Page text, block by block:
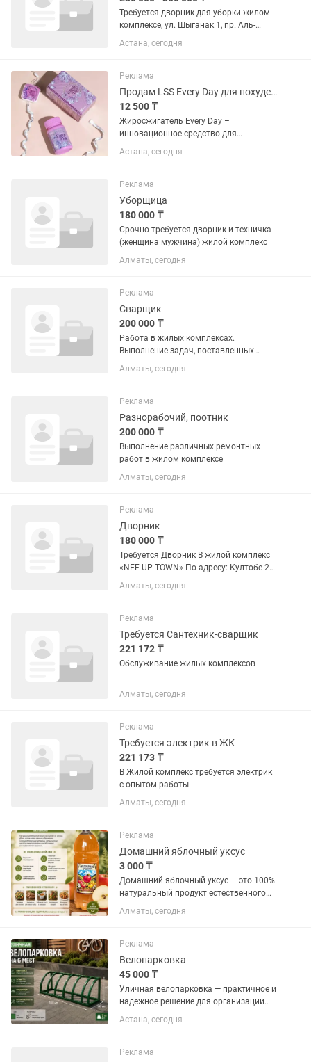
Требуется дворник для уборки жилом
комплексе, ул. Шыганак 1, пр. Аль-
Фараби 9. График 6/1 с 8:00-17:00.
Суббота 8:00-13:00.
Астана, сегодня
Реклама
Продам LSS Every Day для похудения
12 500 ₸
Жиросжигатель Every Day –
инновационное средство для
эффективного похудения, созданное на
основе растительных компонентов.
женщинам, так и мужчинам, помогая...
Астана, сегодня
Реклама
Уборщица
180 000 ₸
Срочно требуется дворник и техничка
(женщина мужчина) жилой комплекс
Алматы, сегодня
Реклама
Сварщик
200 000 ₸
Работа в жилых комплексах.
Выполнение задач, поставленных
руководителем.
Алматы, сегодня
Реклама
Разнорабочий, поотник
200 000 ₸
Выполнение различных ремонтных
работ в жилом комплексе
Алматы, сегодня
Реклама
Дворник
180 000 ₸
Требуется Дворник В жилой комплекс
«NEF UP TOWN» По адресу: Култобе 24
График работы 5/2. С 7:00 до 16:00 Зп
своевременная! Что требуется от вас:
Алматы, сегодня
Реклама
Требуется Сантехник-сварщик
221 172 ₸
Обслуживание жилых комплексов
Алматы, сегодня
Реклама
Требуется электрик в ЖК
221 173 ₸
В Жилой комплекс требуется электрик
с опытом работы.
Алматы, сегодня
Реклама
Домашний яблочный уксус
3 000 ₸
Домашний яблочный уксус — это 100%
натуральный продукт естественного
брожения. Он обладает мягким вкусом
с приятной кислинкой (3–5%) и
Идеален для заправки салатов,...
Алматы, сегодня
Реклама
Велопарковка
45 000 ₸
Уличная велопарковка — практичное и
надежное решение для организации
парковки велосипедов и самокатов
возле жилых комплексов, бизнес-
центров. Конструкция...
Астана, сегодня
Реклама